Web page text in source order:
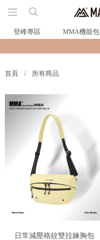
登峰專區 MMA機能包
首頁 所有商品
日常減壓格紋雙拉鍊胸包